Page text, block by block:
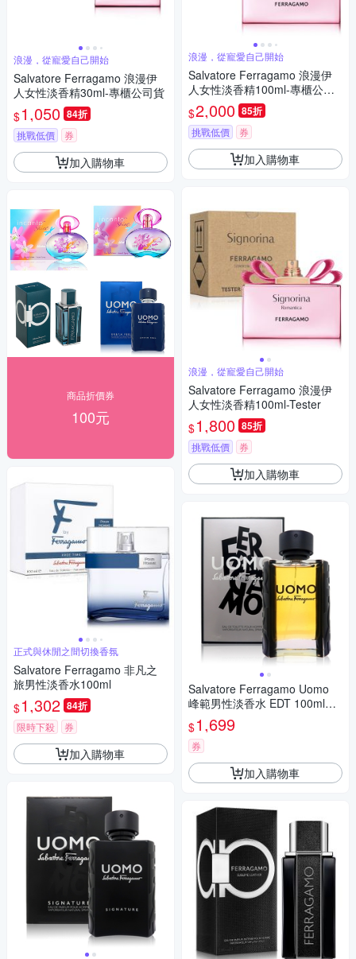
浪漫，從寵愛自己開始
Salvatore Ferragamo 浪漫伊
人女性淡香精30ml-專櫃公司貨
$1,050 84折
挑戰低價 券
加入購物車
商品折價券
100元
正式與休閒之間切換香氛
Salvatore Ferragamo 非凡之
旅男性淡香水100ml
$1,302 84折
限時下殺 券
加入購物車
浪漫，從寵愛自己開始
Salvatore Ferragamo 浪漫伊
人女性淡香精100ml-專櫃公司
貨
$2,000 85折
挑戰低價 券
加入購物車
浪漫，從寵愛自己開始
Salvatore Ferragamo 浪漫伊
人女性淡香精100ml-Tester
$1,800 85折
挑戰低價 券
加入購物車
Salvatore Ferragamo Uomo
峰範男性淡香水 EDT 100ml
(平行輸入)
$1,699
券
加入購物車